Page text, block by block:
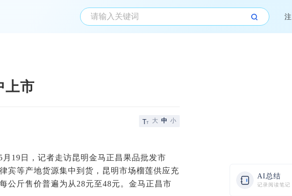
AI总结
记录阅读笔记
上市
大 中 小
19日，记者走访昆明金马正昌果品批发市
宾等产地货源集中到货，昆明市场榴莲供应充
公斤售价普遍为从28元至48元。金马正昌市